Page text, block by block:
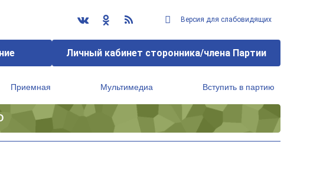
Версия для слабовидящих
Личный кабинет сторонника/члена Партии
Приемная Мультимедиа Вступить в партию